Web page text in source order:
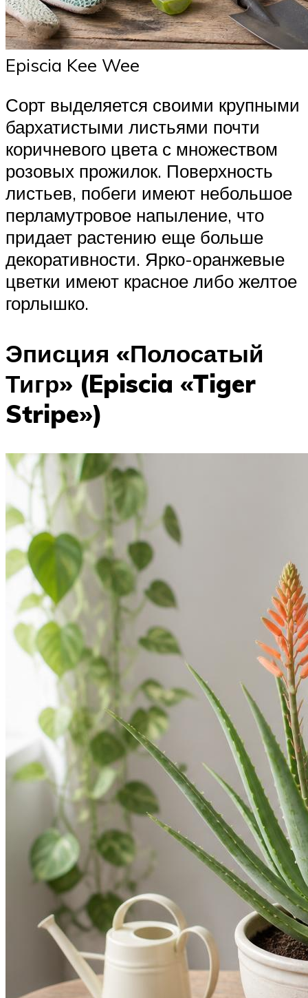
Episcia Kee Wee
Сорт выделяется своими крупными
бархатистыми листьями почти
коричневого цвета с множеством
розовых прожилок. Поверхность
листьев, побеги имеют небольшое
перламутровое напыление, что
придает растению еще больше
декоративности. Ярко-оранжевые
цветки имеют красное либо желтое
горлышко.
Эписция «Полосатый
Тигр» (Episcia «Tiger
Stripe»)